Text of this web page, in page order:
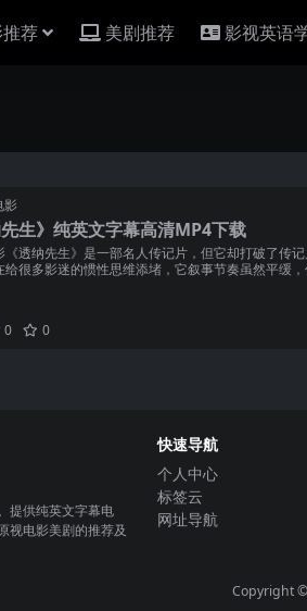
荐 美剧推荐 影视英语
影
生》纯英文字幕高清MP4下载
《透纳先生》是一部名人传记片，但它却打破了传
很多影迷的惯性思维添堵，它叙事节奏虽然平缓，
0 0
提供纯英文字幕电
视电影美剧的推荐及
快速导航
个人中心
标签云
网址导航
Copyright